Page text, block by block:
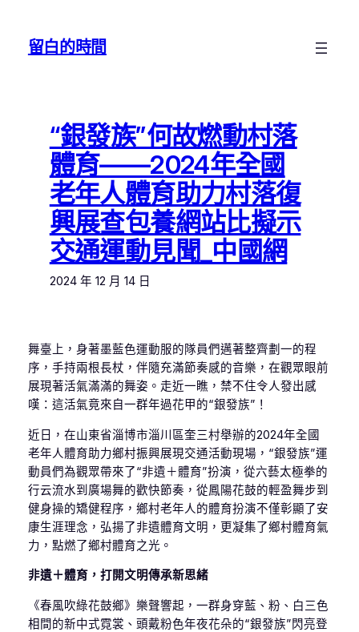
留白的時間
“銀發族”何故燃動村落
體育——2024年全國
老年人體育助力村落復
興展查包養網站比擬示
交通運動見聞_中國網
2024 年 12 月 14 日
舞臺上，身著墨藍色運動服的隊員們邁著整齊劃一的程
序，手持兩根長杖，伴隨充滿節奏感的音樂，在觀眾眼前
展現著活氣滿滿的舞姿。走近一瞧，禁不住令人發出感
嘆：這活氣竟來自一群年過花甲的“銀發族”！
近日，在山東省淄博市淄川區奎三村舉辦的2024年全國
老年人體育助力鄉村振興展現交通活動現場，“銀發族”運
動員們為觀眾帶來了“非遺＋體育”扮演，從六藝太極拳的
行云流水到廣場舞的歡快節奏，從鳳陽花鼓的輕盈舞步到
健身操的矯健程序，鄉村老年人的體育扮演不僅彰顯了安
康生涯理念，弘揚了非遺體育文明，更凝集了鄉村體育氣
力，點燃了鄉村體育之光。
非遺＋體育，打開文明傳承新思緒
《春風吹綠花鼓鄉》樂聲響起，一群身穿藍、粉、白三色
相間的新中式霓裳、頭戴粉色年夜花朵的“銀發族”閃亮登